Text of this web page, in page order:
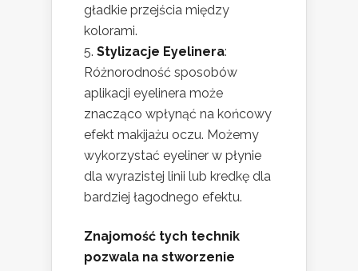
gładkie przejścia między
kolorami.
Stylizacje Eyelinera:
Różnorodność sposobów
aplikacji eyelinera może
znacząco wpłynąć na końcowy
efekt makijażu oczu. Możemy
wykorzystać eyeliner w płynie
dla wyrazistej linii lub kredkę dla
bardziej łagodnego efektu.
Znajomość tych technik
pozwala na stworzenie